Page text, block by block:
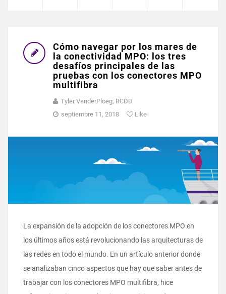
Cómo navegar por los mares de
la conectividad MPO: los tres
desafíos principales de las
pruebas con los conectores MPO
multifibra
Tyler VanderPloeg, RCDD
septiembre 11, 2018
Like
La expansión de la adopción de los conectores MPO en
los últimos años está revolucionando las arquitecturas de
las redes en todo el mundo. En un artículo anterior donde
se analizaban cinco aspectos que hay que saber antes de
trabajar con los conectores MPO multifibra, hice